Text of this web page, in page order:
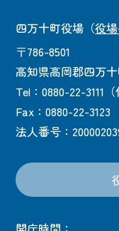
四万十町役場 （役
〒786-8501
高知県高岡郡四万
Tel：0880-22-3111（
Fax：0880-22-3123
法人番号：